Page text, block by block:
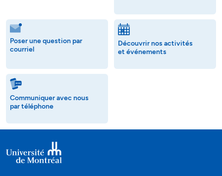
Poser une question par
courriel
Découvrir nos activités
et événements
Communiquer avec nous
par téléphone